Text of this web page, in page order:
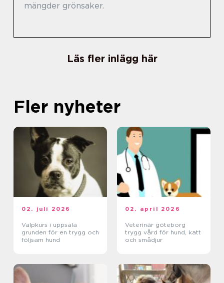
mängder grönsaker.
Läs fler inlägg här
Fler nyheter
02. juli 2026
Valpkurs i uppsala
grunden för en trygg och
följsam hund
02. april 2026
Veterinär göteborg
trygg vård för hund, katt
och smådjur